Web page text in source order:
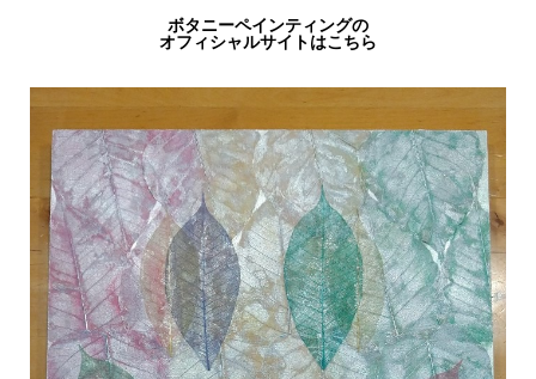
ボタニーペインティングの
オフィシャルサイトはこちら